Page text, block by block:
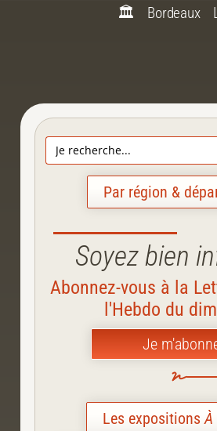
🏛️ Bordeaux
Search
for:
Par région &
Soyez bien
Abonnez-vous à la
l'Hebdo du
Je
Les expositionsÀ